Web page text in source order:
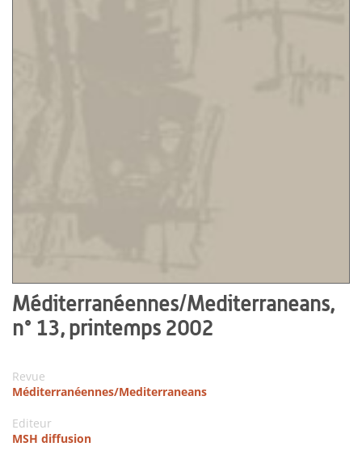
Méditerranéennes/Mediterraneans,
n° 13, printemps 2002
Revue
Méditerranéennes/Mediterraneans
Editeur
MSH diffusion